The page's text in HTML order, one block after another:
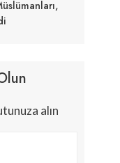
alın